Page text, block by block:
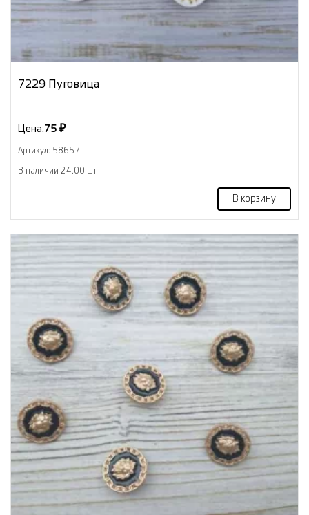
7229 Пуговица
Цена:75 ₽
Артикул: 58657
В наличии 24.00 шт
В корзину